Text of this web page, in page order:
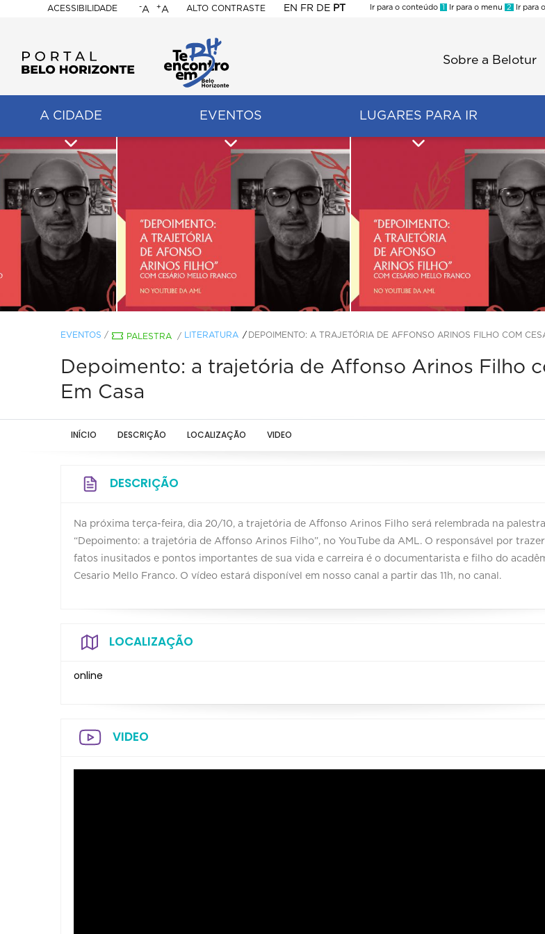
ACESSIBILIDADE
BELO
HORIZONTE
-A +A ALTO CONTRASTE EN FR DE PT
Ir para o conteúdo 1 Ir para o menu 2 Ir para
Sobre a Belotur
A CIDADE EVENTOS LUGARES PARA IR
EVENTOS / PALESTRA / LITERATURA DEPOIMENTO: A TRAJETÓRIA DE AFFONSO ARINOS FILHO COM
Depoimento: a trajetória de Affonso Arinos Filho
Em Casa
INÍCIO DESCRIÇÃO LOCALIZAÇÃO VIDEO
DESCRIÇÃO
Na próxima terça-feira, dia 20/10, a trajetória de Affonso Arinos Filho será relembrada na palestra
“Depoimento: a trajetória de Affonso Arinos Filho”, no YouTube da AML. O responsável por
fatos inusitados e pontos importantes de sua vida e carreira é o documentarista e filho do
Cesario Mello Franco. O vídeo estará disponível em nosso canal a partir das 11h, no canal.
LOCALIZAÇÃO
online
VIDEO